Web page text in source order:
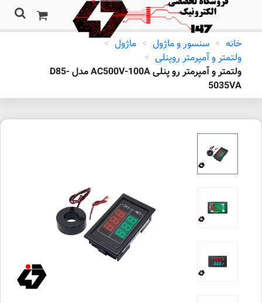
خانه > سنسور و ماژول > ماژول >
ولتمتر و آمپرمتر روپنلی >
ولتمتر و آمپرمتر رو پنلی AC500V-100A مدل D85-
5035VA